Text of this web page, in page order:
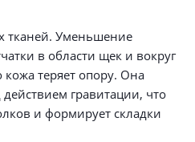
тканей. Уменьшение
в области щек и вокруг
кожа теряет опору. Она
гравитации, что
и формирует складки